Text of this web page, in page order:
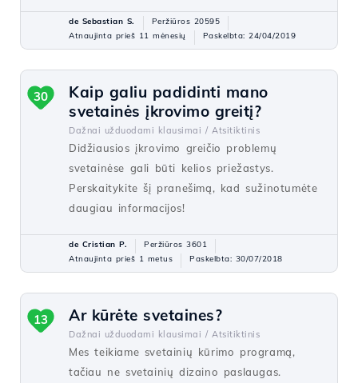
de Sebastian S.
Peržiūros 20595
Atnaujinta prieš 11 mėnesių
Paskelbta: 24/04/2019
Kaip galiu padidinti mano
svetainės įkrovimo greitį?
Dažnai užduodami klausimai / Atsitiktinis
Didžiausios įkrovimo greičio problemų
svetainėse gali būti kelios priežastys.
Perskaitykite šį pranešimą, kad sužinotumėte
daugiau informacijos!
30
de Cristian P.
Peržiūros 3601
Atnaujinta prieš 1 metus
Paskelbta: 30/07/2018
Ar kūrėte svetaines?
Dažnai užduodami klausimai / Atsitiktinis
Mes teikiame svetainių kūrimo programą,
tačiau ne svetainių dizaino paslaugas.
13